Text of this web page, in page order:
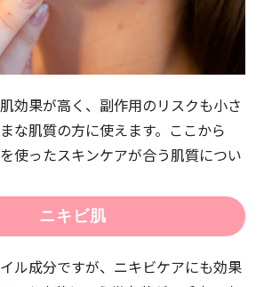
効果が高く、副作用のリスクも小さ
な肌質の方に使えます。ここから
使ったスキンケアが合う肌質につい
ニキビ肌
ル成分ですが、ニキビケアにも効果